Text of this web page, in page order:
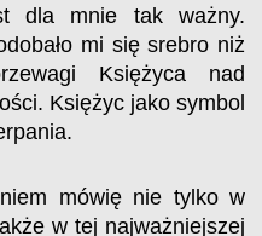
dla mnie tak ważny.
mi się srebro niż
Księżyca nad
Księżyc jako symbol
mówię nie tylko w
w tej najważniejszej